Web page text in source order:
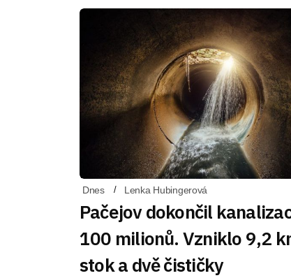
Dnes Lenka Hubingerová
Pačejov dokončil
100 milionů. Vzniklo 9,2
stok a dvě čističky